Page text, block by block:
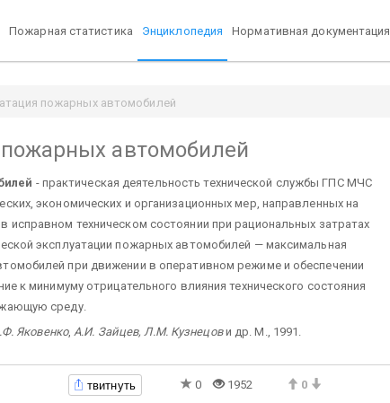
Пожарная статистика Энциклопедия Нормативная документация
пожарных автомобилей
пожарных автомобилей
- практическая деятельность технической службы ГПС МЧС
экономических и организационных мер, направленных на
исправном техническом состоянии при рациональных затратах
эксплуатации пожарных автомобилей — максимальная
при движении в оперативном режиме и обеспечении
к минимуму отрицательного влияния технического состояния
среду.
Яковенко, А.И. Зайцев, Л.М. Кузнецови др. М., 1991.
твитнуть 0 1952 0